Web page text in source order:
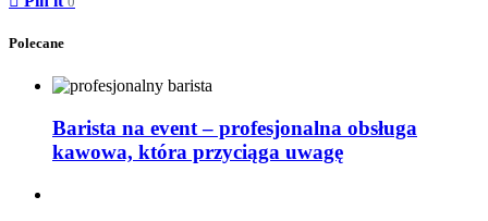
Polecane
Barista na event – profesjonalna obsługa
kawowa, która przyciąga uwagę